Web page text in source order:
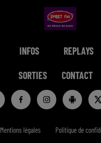
INFOS REPLAYS
SORTIES CONTACT
Mentions légales Politique de